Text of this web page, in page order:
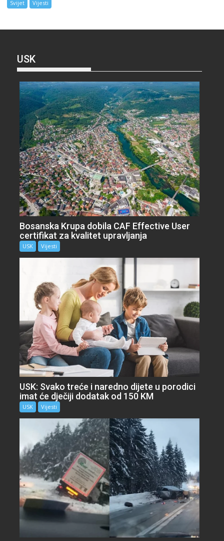
Svijet Vijesti
USK
Bosanska Krupa dobila CAF Effective User
certifikat za kvalitet upravljanja
USK Vijesti
USK: Svako treće i naredno dijete u porodici
imat će dječiji dodatak od 150 KM
USK Vijesti